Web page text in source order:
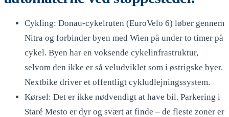
Cykling: Donau-cykelruten (EuroVelo 6) løber gennem
Nitra og forbinder byen med Wien på under to timer på
cykel. Byen har en voksende cykelinfrastruktur,
selvom den ikke er så veludviklet som i østrigske byer.
Nextbike driver et offentligt cykludlejningssystem.
Kørsel: Det er ikke nødvendigt at have bil. Parkering i
Staré Mesto er dyr og svært at finde – de fleste zoner er